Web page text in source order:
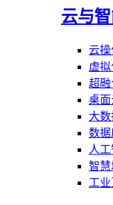
云与
云
虚
超融
桌面
大
数据
人
智
工业